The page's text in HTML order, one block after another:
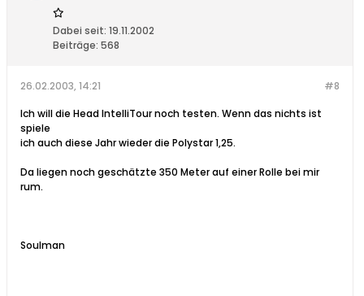
Dabei seit: 19.11.2002
Beiträge: 568
#8
26.02.2003, 14:21
Ich will die Head IntelliTour noch testen. Wenn das nichts ist
spiele
ich auch diese Jahr wieder die Polystar 1,25.
Da liegen noch geschätzte 350 Meter auf einer Rolle bei mir
rum.
Soulman